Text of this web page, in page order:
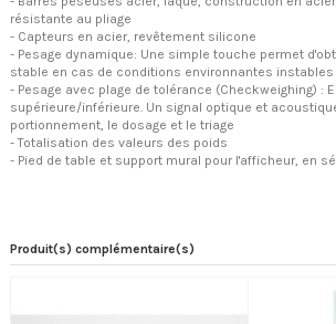
résistante au pliage
- Capteurs en acier, revêtement silicone
- Pesage dynamique: Une simple touche permet
stable en cas de conditions environnantes instables
- Pesage avec plage de tolérance (Checkweighing) :
supérieure/inférieure. Un signal optique et
portionnement, le dosage et le triage
- Totalisation des valeurs des poids
- Pied de table et support mural pour l'afficheur, en
Produit(s) complémentaire(s)